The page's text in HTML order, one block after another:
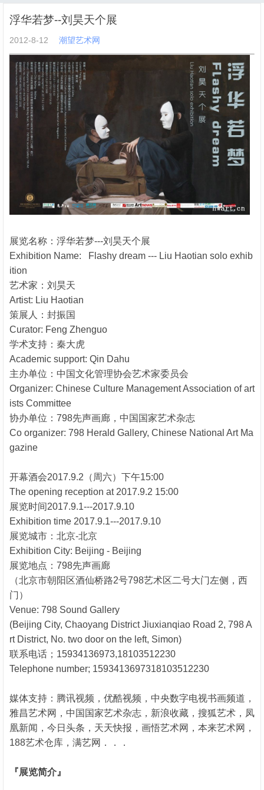
浮华若梦--刘昊天个展
2012-8-12 潮望艺术网
展览名称：浮华若梦---刘昊天个展
Exhibition Name: Flashy dream --- Liu Haotian solo exhib
ition
艺术家：刘昊天
Artist: Liu Haotian
策展人：封振国
Curator: Feng Zhenguo
学术支持：秦大虎
Academic support: Qin Dahu
主办单位：中国文化管理协会艺术家委员会
Organizer: Chinese Culture Management Association of art
ists Committee
协办单位：798先声画廊，中国国家艺术杂志
Co organizer: 798 Herald Gallery, Chinese National Art Ma
gazine
开幕酒会2017.9.2（周六）下午15:00
The opening reception at 2017.9.2 15:00
展览时间2017.9.1---2017.9.10
Exhibition time 2017.9.1---2017.9.10
展览城市：北京-北京
Exhibition City: Beijing - Beijing
展览地点：798先声画廊
（北京市朝阳区酒仙桥路2号798艺术区二号大门左侧，西
门）
Venue: 798 Sound Gallery
(Beijing City, Chaoyang District Jiuxianqiao Road 2, 798 A
rt District, No. two door on the left, Simon)
联系电话；15934136973,18103512230
Telephone number; 1593413697318103512230
媒体支持：腾讯视频，优酷视频，中央数字电视书画频道，
雅昌艺术网，中国国家艺术杂志，新浪收藏，搜狐艺术，凤
凰新闻，今日头条，天天快报，画悟艺术网，本来艺术网，
188艺术仓库，满艺网．．．
『展览简介』